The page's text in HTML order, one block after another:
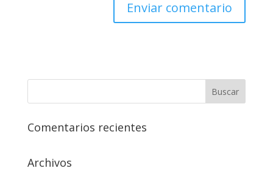
Comentarios recientes
Archivos